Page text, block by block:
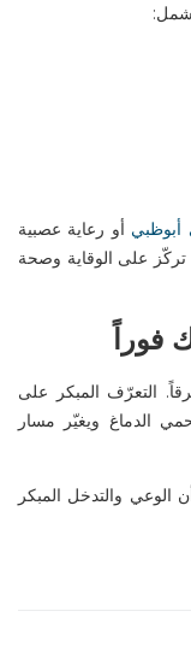
:
أبوظبي أو رعاية عصبية
على الوقاية وصحة
التعرّف المبكر على
الدماغ ويغيّر مسار
الوعي والتدخل المبكر